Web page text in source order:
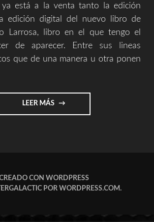
ya está a la venta tanto la edición
edición digital del nuevo libro de
Larrosa, libro en el que tengo el
de aparecer. Entre sus lineas
que de una manera u otra ponen
LEER MÁS "SOTTO
VOCE
CON WORDPRESS
POR WORDPRESS.COM.